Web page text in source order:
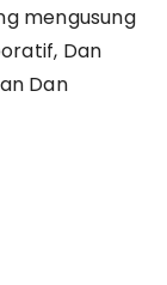
mengusung
Dan
Dan